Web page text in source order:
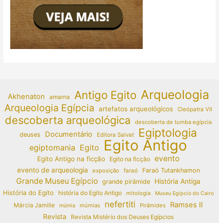
Akhenaton amarna Antigo Egito Arqueologia
Arqueologia Egípcia artefatos arqueológicos Cleópatra VII
descoberta arqueológica descoberta de tumba egípcia
deuses Documentário Editora Salvat Egiptologia
egiptomania Egito Egito Antigo
Egito Antigo na ficção Egito na ficção evento
evento de arqueologia exposição faraó Faraó Tutankhamon
Grande Museu Egípcio grande pirâmide
História Antiga
História do Egito
história do Egito Antigo mitologia Museu Egípcio do Cairo
Márcia Jamille múmia múmias nefertiti Pirâmides Ramses II
Revista
Revista Mistério dos Deuses Egípcios